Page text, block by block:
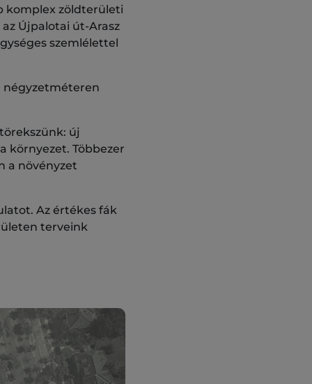
komplex zöldterületi
Újpalotai út-Arasz
szemlélettel
négyzetméteren
új
környezet. Többezer
a növényzet
Az értékes fák
terveink